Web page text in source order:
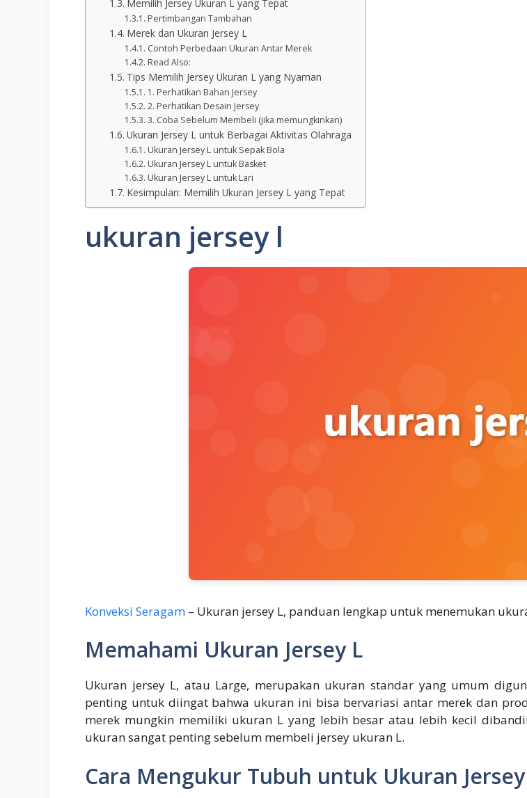
Memilih Jersey Ukuran L yang Tepat
Pertimbangan Tambahan
Merek dan Ukuran Jersey L
Contoh Perbedaan Ukuran Antar Merek
Read Also:
Tips Memilih Jersey Ukuran L yang Nyaman
1. Perhatikan Bahan Jersey
2. Perhatikan Desain Jersey
3. Coba Sebelum Membeli (jika memungkinkan)
Ukuran Jersey L untuk Berbagai Aktivitas Olahraga
Ukuran Jersey L untuk Sepak Bola
Ukuran Jersey L untuk Basket
Ukuran Jersey L untuk Lari
Kesimpulan: Memilih Ukuran Jersey L yang Tepat
ukuran jersey l
Konveksi Seragam – Ukuran jersey L, panduan lengkap untuk menemukan
Memahami Ukuran Jersey L
Ukuran jersey L, atau Large, merupakan ukuran standar yang umum
penting untuk diingat bahwa ukuran ini bisa bervariasi antar merek dan
merek mungkin memiliki ukuran L yang lebih besar atau lebih kecil
ukuran sangat penting sebelum membeli jersey ukuran L.
Cara Mengukur Tubuh untuk Ukuran